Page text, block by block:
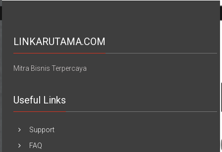
LINKARUTAMA.COM
Mitra Bisnis Terpercaya
Useful Links
Support
FAQ